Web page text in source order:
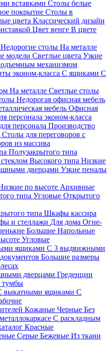
вставками Столы белые
покрытие Столы в
цвета Классический дизайн
Цвет венге В цвете
Недорогие столы На металле
модели Светлые цвета Узкие
механизмом
эконом-класса С ящиками С
На металле Светлые столы
Недорогая офисная мебель
мебель Офисная
персонала эконом-класса
персонала Производство
Столы для переговоров с
из массива
Полузакрытого типа
Высокого типа Низкие
дверцами Узкие пеналы
по высоте Архивные
типа Угловые Открытого
типа Шкафы кассира
и стеллажи Для дома Огне-
Большие Напольные
Угловые
ящиками С 3 выдвижными
Большие размеры
дверцами Греденции
тумбы
выкатными ящиками С
Кожаные Черные Без
С раскладным
Красные
Серые Бежевые Из ткани